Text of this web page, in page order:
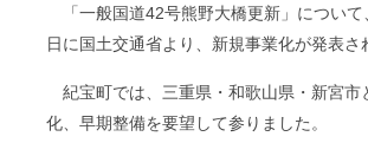
「一般国道42号熊野大橋更新」について
日に国土交通省より、新規事業化が発表さ
紀宝町では、三重県・和歌山県・新宮市
化、早期整備を要望して参りました。